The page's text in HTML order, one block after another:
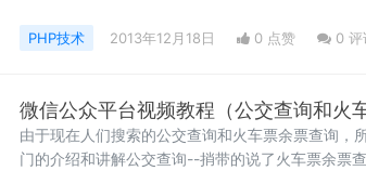
PHP技术 2013年12月18日 0 点赞 0 评
微信公众平台视频教程（公交查询和火
由于现在人们搜索的公交查询和火车票余票查询，
门的介绍和讲解公交查询--捎带的说了火车票余票